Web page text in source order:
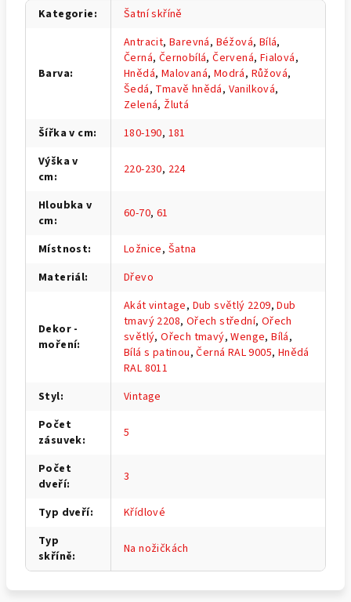
Kategorie: Šatní skříně
Barva:
Antracit,Barevná, Béžová, Bílá,
Černá, Černobílá,Červená, Fialová,
Hnědá, Malovaná, Modrá, Růžová,
Šedá, Tmavě hnědá, Vanilková,
Zelená, Žlutá
Šířka v cm: 180-190, 181
Výška v
cm: 220-230, 224
Hloubka v
cm: 60-70, 61
Místnost: Ložnice, Šatna
Materiál: Dřevo
Dekor -
moření:
Akát vintage, Dub světlý 2209,Dub
tmavý 2208, Ořech střední, Ořech
světlý,Ořech tmavý,Wenge,Bílá,
Bílá s patinou,Černá RAL 9005, Hnědá
RAL 8011
Styl:
Vintage
Počet
zásuvek: 5
Počet
dveří: 3
Typ dveří:
Křídlové
Typ
skříně: Na nožičkách